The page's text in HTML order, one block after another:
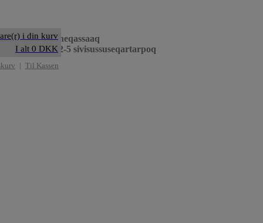
i din kurv
I alt 0 DKK
| Til Kassen
peerneqassaaq
ullut 2-5 sivisussuseqartarpoq